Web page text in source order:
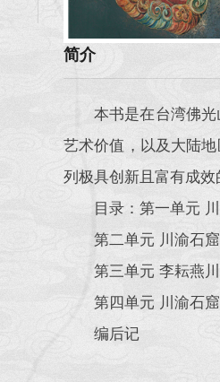
简介
本书是在台湾佛
艺术价值，以及大陆
列极具创新且富有成效
目录：第一单元
第二单元 川渝石
第三单元 李耘燕
第四单元 川渝石
编后记